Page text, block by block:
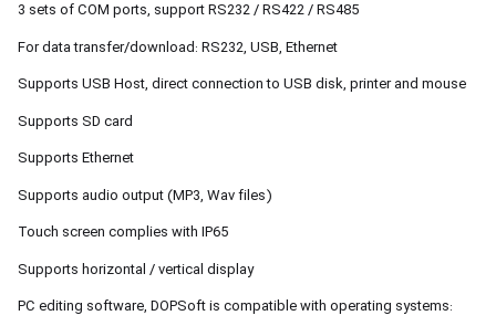
3 sets of COM ports, support RS232 / RS422 / RS485
For data transfer/download: RS232, USB, Ethernet
Supports USB Host, direct connection to USB disk, printer and mouse
Supports SD card
Supports Ethernet
Supports audio output (MP3, Wav files)
Touch screen complies with IP65
Supports horizontal / vertical display
PC editing software, DOPSoft is compatible with operating systems: